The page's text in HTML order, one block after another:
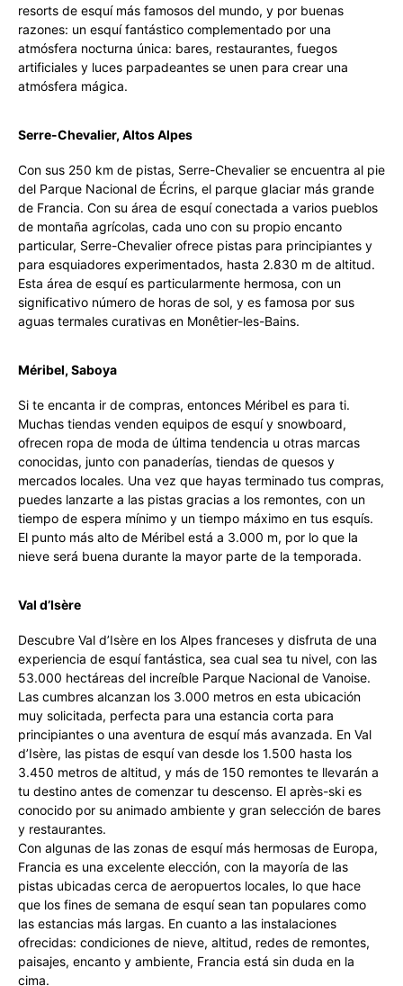
resorts de esquí más famosos del mundo, y por buenas
razones: un esquí fantástico complementado por una
atmósfera nocturna única: bares, restaurantes, fuegos
artificiales y luces parpadeantes se unen para crear una
atmósfera mágica.
Serre-Chevalier, Altos Alpes
Con sus 250 km de pistas, Serre-Chevalier se encuentra al pie
del Parque Nacional de Écrins, el parque glaciar más grande
de Francia. Con su área de esquí conectada a varios pueblos
de montaña agrícolas, cada uno con su propio encanto
particular, Serre-Chevalier ofrece pistas para principiantes y
para esquiadores experimentados, hasta 2.830 m de altitud.
Esta área de esquí es particularmente hermosa, con un
significativo número de horas de sol, y es famosa por sus
aguas termales curativas en Monêtier-les-Bains.
Méribel, Saboya
Si te encanta ir de compras, entonces Méribel es para ti.
Muchas tiendas venden equipos de esquí y snowboard,
ofrecen ropa de moda de última tendencia u otras marcas
conocidas, junto con panaderías, tiendas de quesos y
mercados locales. Una vez que hayas terminado tus compras,
puedes lanzarte a las pistas gracias a los remontes, con un
tiempo de espera mínimo y un tiempo máximo en tus esquís.
El punto más alto de Méribel está a 3.000 m, por lo que la
nieve será buena durante la mayor parte de la temporada.
Val d’Isère
Descubre Val d’Isère en los Alpes franceses y disfruta de una
experiencia de esquí fantástica, sea cual sea tu nivel, con las
53.000 hectáreas del increíble Parque Nacional de Vanoise.
Las cumbres alcanzan los 3.000 metros en esta ubicación
muy solicitada, perfecta para una estancia corta para
principiantes o una aventura de esquí más avanzada. En Val
d’Isère, las pistas de esquí van desde los 1.500 hasta los
3.450 metros de altitud, y más de 150 remontes te llevarán a
tu destino antes de comenzar tu descenso. El après-ski es
conocido por su animado ambiente y gran selección de bares
y restaurantes.
Con algunas de las zonas de esquí más hermosas de Europa,
Francia es una excelente elección, con la mayoría de las
pistas ubicadas cerca de aeropuertos locales, lo que hace
que los fines de semana de esquí sean tan populares como
las estancias más largas. En cuanto a las instalaciones
ofrecidas: condiciones de nieve, altitud, redes de remontes,
paisajes, encanto y ambiente, Francia está sin duda en la
cima.